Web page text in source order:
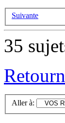
Suivante
35
Aller à: